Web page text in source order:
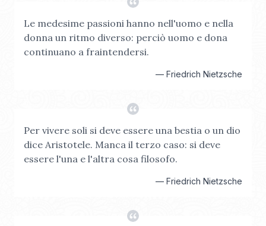
Le medesime passioni hanno nell'uomo e nella
donna un ritmo diverso: perciò uomo e dona
continuano a fraintendersi.
— Friedrich Nietzsche
Per vivere soli si deve essere una bestia o un dio
dice Aristotele. Manca il terzo caso: si deve
essere l'una e l'altra cosa filosofo.
— Friedrich Nietzsche